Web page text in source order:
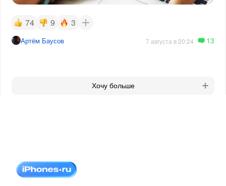
74 9 3
Артём Баусов 7 августа в 20:24 13
Хочу больше